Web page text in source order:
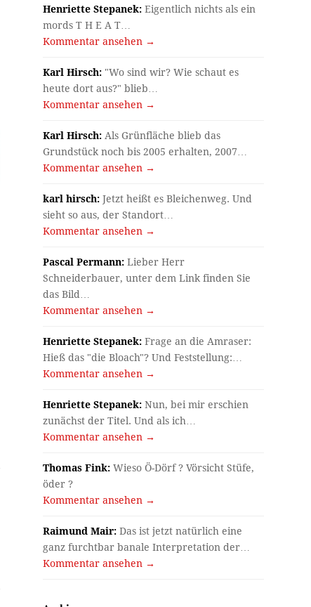
Henriette Stepanek: Eigentlich nichts als ein
mords T H E A T…
Kommentar ansehen →
Karl Hirsch: "Wo sind wir? Wie schaut es
heute dort aus?" blieb…
Kommentar ansehen →
Karl Hirsch: Als Grünfläche blieb das
Grundstück noch bis 2005 erhalten, 2007…
Kommentar ansehen →
karl hirsch: Jetzt heißt es Bleichenweg. Und
sieht so aus, der Standort…
Kommentar ansehen →
Pascal Permann: Lieber Herr
Schneiderbauer, unter dem Link finden Sie
das Bild…
Kommentar ansehen →
Henriette Stepanek: Frage an die Amraser:
Hieß das "die Bloach"? Und Feststellung:…
Kommentar ansehen →
Henriette Stepanek: Nun, bei mir erschien
zunächst der Titel. Und als ich…
Kommentar ansehen →
Thomas Fink: Wieso Ö-Dörf ? Vörsicht Stüfe,
öder ?
Kommentar ansehen →
Raimund Mair: Das ist jetzt natürlich eine
ganz furchtbar banale Interpretation der…
Kommentar ansehen →